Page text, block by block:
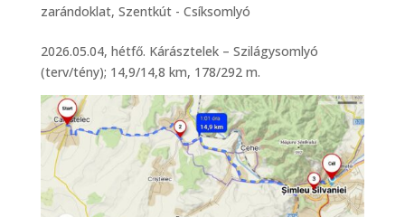
zarándoklat, Szentkút - Csíksomlyó
2026.05.04, hétfő. Kárásztelek – Szilágysomlyó
(terv/tény); 14,9/14,8 km, 178/292 m.